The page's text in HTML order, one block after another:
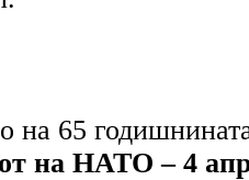
на 65
на НАТО – 4